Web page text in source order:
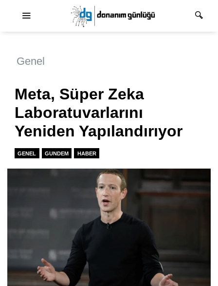
Genel
Meta, Süper Zeka
Laboratuvarlarını
Yeniden Yapılandırıyor
GENEL GUNDEM HABER